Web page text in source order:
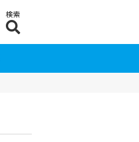
検索